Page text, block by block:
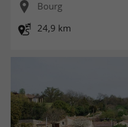
Bourg
24,9 km